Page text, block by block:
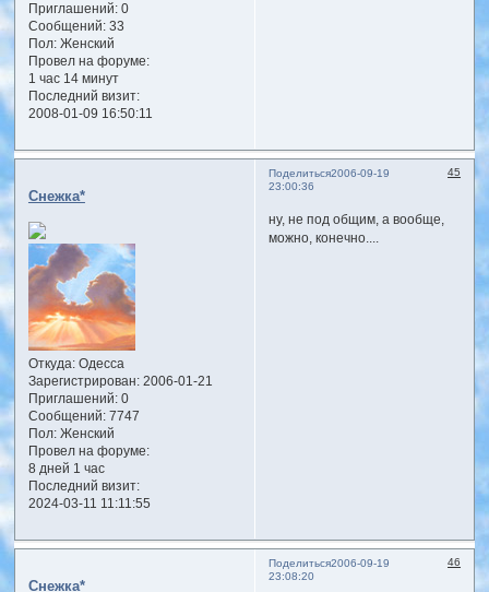
Приглашений:0
Сообщений:33
Пол:Женский
Провел на форуме:
1 час 14 минут
Последний визит:
2008-01-09 16:50:11
Поделиться 45
2006-09-19
23:00:36
Снежка*
Откуда:Одесса
Зарегистрирован: 2006-01-21
Приглашений:0
Сообщений:7747
Пол:Женский
Провел на форуме:
8 дней 1 час
Последний визит:
2024-03-11 11:11:55
ну, не под общим, а вообще,
можно, конечно....
Поделиться 46
2006-09-19
23:08:20
Снежка*